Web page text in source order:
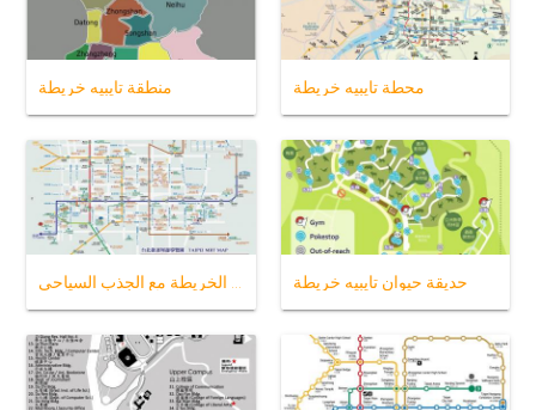
منطقة تايبيه خريطة محطة تايبيه خريطة
حديقة حيوان تايبيه خريطة